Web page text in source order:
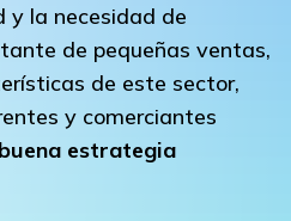
y la necesidad de
de pequeñas ventas,
de este sector,
y comerciantes
estrategia